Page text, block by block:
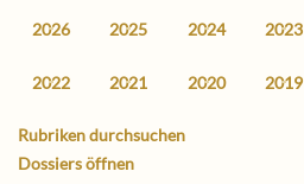
2026 2025 2024 2023
2022 2021 2020 2019
Rubriken durchsuchen
Dossiers öffnen